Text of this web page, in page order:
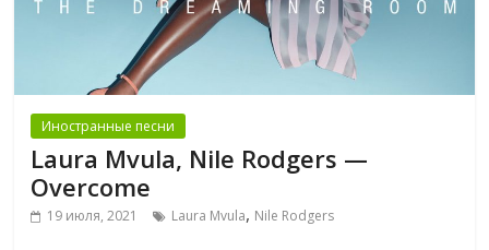
Иностранные песни
Laura Mvula, Nile Rodgers —
Overcome
19 июля, 2021 Laura Mvula, Nile Rodgers